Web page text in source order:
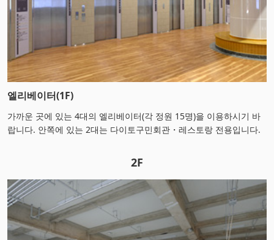
엘리베이터(1F)
가까운 곳에 있는 4대의 엘리베이터(각 정원 15명)을 이용하시기 바
랍니다. 안쪽에 있는 2대는 다이토구민회관・레스토랑 전용입니다.
2F